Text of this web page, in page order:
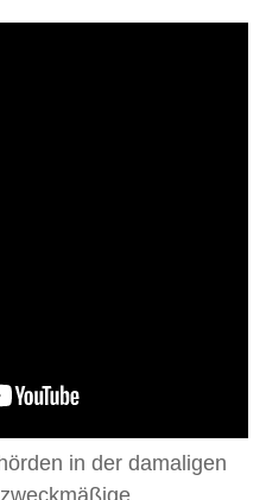
in der damaligen